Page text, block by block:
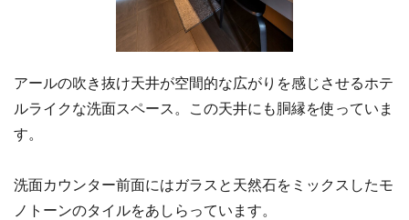
アールの吹き抜け天井が空間的な広がりを感じさせるホテ
ルライクな洗面スペース。この天井にも胴縁を使っていま
す。
洗面カウンター前面にはガラスと天然石をミックスしたモ
ノトーンのタイルをあしらっています。